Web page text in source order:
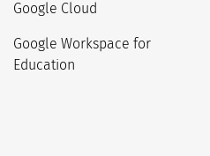
Google Cloud
Google Workspace for
Education